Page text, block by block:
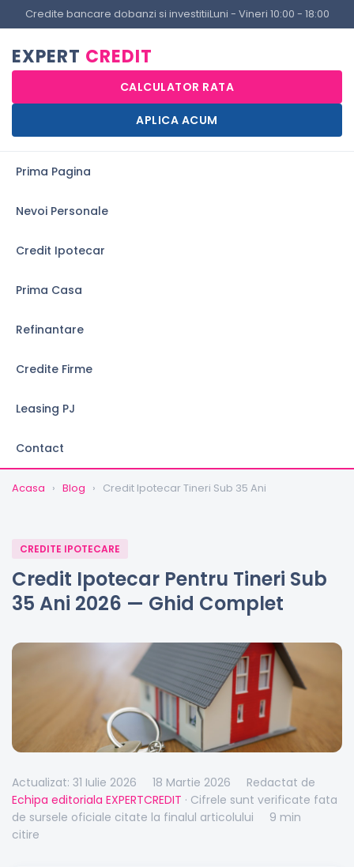
Credite bancare dobanzi si investitiiLuni - Vineri 10:00 - 18:00
EXPERT CREDIT
CALCULATOR RATA
APLICA ACUM
Prima Pagina
Nevoi Personale
Credit Ipotecar
Prima Casa
Refinantare
Credite Firme
Leasing PJ
Contact
Acasa › Blog › Credit Ipotecar Tineri Sub 35 Ani
CREDITE IPOTECARE
Credit Ipotecar Pentru Tineri Sub
35 Ani 2026 — Ghid Complet
Actualizat: 31 Iulie 2026 18 Martie 2026
Redactat de
Echipa editoriala EXPERTCREDIT · Cifrele sunt verificate fata
de sursele oficiale citate la finalul articolului
9 min
citire